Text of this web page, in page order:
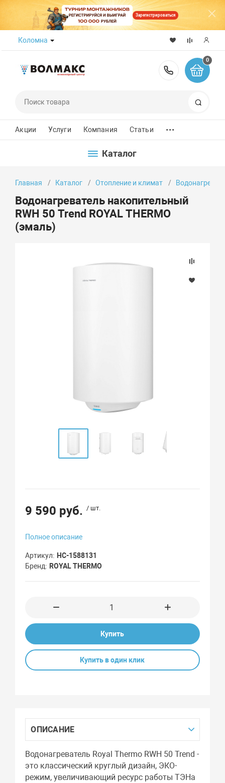
Зарегистрироваться
Коломна
8 (800)
0
Акции Услуги Компания Статьи ...
Каталог
Главная Каталог Отопление и климат
Водонагреватель накопительный
RWH 50 Trend ROYAL THERMO
(эмаль)
9 590 руб. / шт.
Полное описание
Артикул
НС-1588131
Бренд
ROYAL THERMO
Купить
Купить в один клик
ОПИСАНИЕ
Водонагреватель Royal Thermo RWH 50 Trend -
это классический круглый дизайн, ЭКО-
режим, увеличивающий ресурс работы ТЭНа